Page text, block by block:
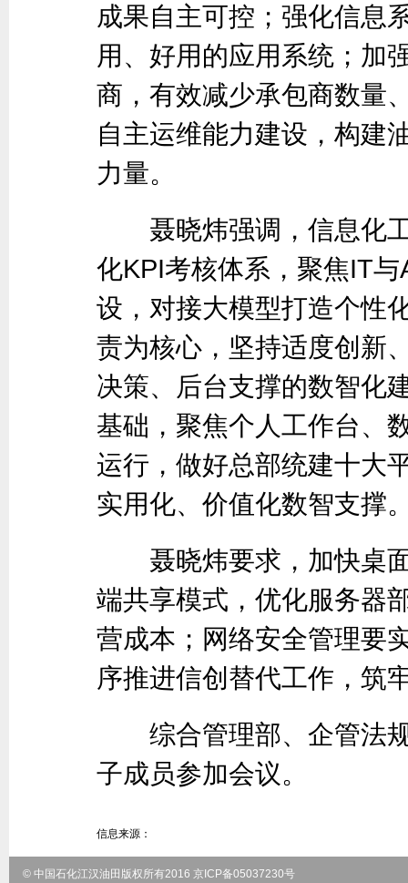
成果自主可控；强化信息
用、好用的应用系统；加
商，有效减少承包商数量
自主运维能力建设，构建
力量。
聂晓炜强调，信息化工
化KPI考核体系，聚焦IT
设，对接大模型打造个性
责为核心，坚持适度创新
决策、后台支撑的数智化
基础，聚焦个人工作台、
运行，做好总部统建十大
实用化、价值化数智支撑
聂晓炜要求，加快桌面
端共享模式，优化服务器
营成本；网络安全管理要
序推进信创替代工作，筑
综合管理部、企管法规
子成员参加会议。
信息来源：
© 中国石化江汉油田版权所有2016 京ICP备05037230号